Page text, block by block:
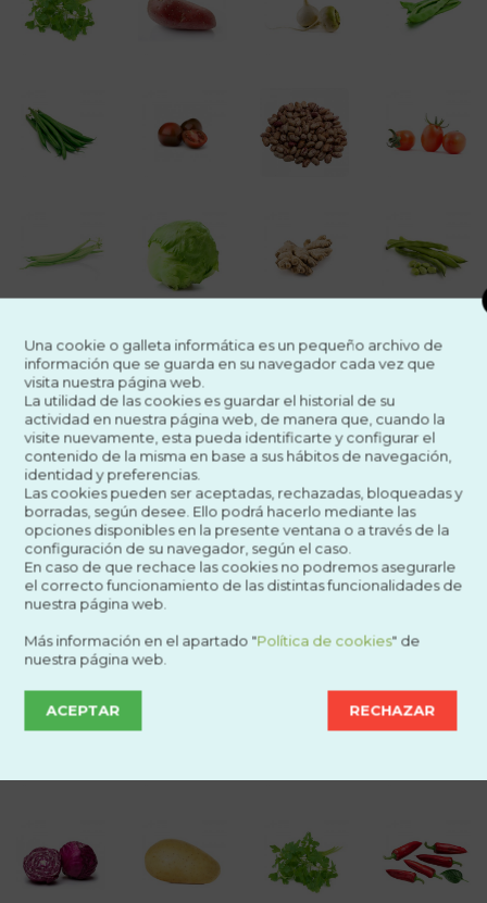
Una cookie o galleta informática es un pequeño archivo de
información que se guarda en su navegador cada vez que
visita nuestra página web.
La utilidad de las cookies es guardar el historial de su
actividad en nuestra página web, de manera que, cuando la
visite nuevamente, esta pueda identificarte y configurar el
contenido de la misma en base a sus hábitos de navegación,
identidad y preferencias.
Las cookies pueden ser aceptadas, rechazadas, bloqueadas y
borradas, según desee. Ello podrá hacerlo mediante las
opciones disponibles en la presente ventana o a través de la
configuración de su navegador, según el caso.
En caso de que rechace las cookies no podremos asegurarle
el correcto funcionamiento de las distintas funcionalidades de
nuestra página web.
Más información en el apartado "Política de cookies" de
nuestra página web.
ACEPTAR RECHAZAR